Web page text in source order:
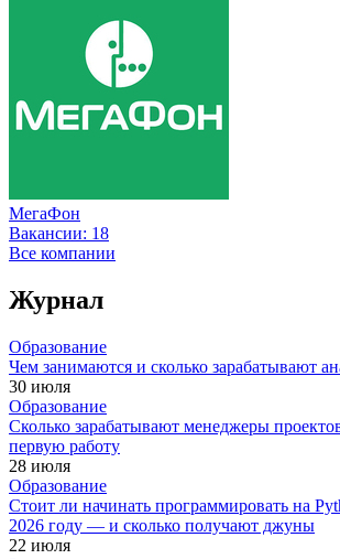
МегаФон
Вакансии: 18
Все компании
Журнал
Образование
Чем занимаются и сколько зарабатывают
30 июля
Образование
Сколько зарабатывают менеджеры
первую работу
28 июля
Образование
Стоит ли начинать программировать на
2026 году — и сколько получают джуны
22 июля